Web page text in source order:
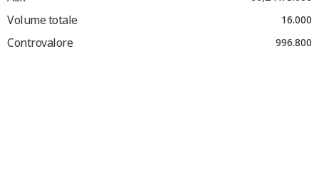
Volume totale 16.000
Controvalore 996.800